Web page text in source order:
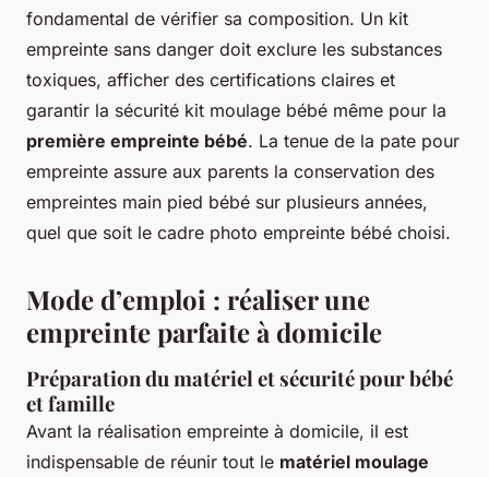
fondamental de vérifier sa composition. Un kit
empreinte sans danger doit exclure les substances
toxiques, afficher des certifications claires et
garantir la sécurité kit moulage bébé même pour la
première empreinte bébé. La tenue de la pate pour
empreinte assure aux parents la conservation des
empreintes main pied bébé sur plusieurs années,
quel que soit le cadre photo empreinte bébé choisi.
Mode d’emploi : réaliser une
empreinte parfaite à domicile
Préparation du matériel et sécurité pour bébé
et famille
Avant la réalisation empreinte à domicile, il est
indispensable de réunir tout le matériel moulage